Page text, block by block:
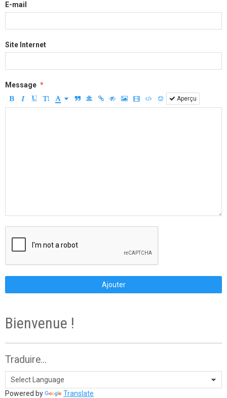
E-mail
Site Internet
Message
Aperçu
Ajouter
Bienvenue !
Traduire...
Powered by Translate